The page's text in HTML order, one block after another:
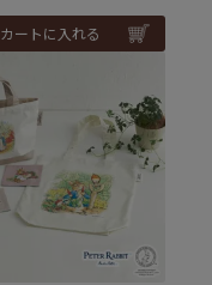
カートに入れる